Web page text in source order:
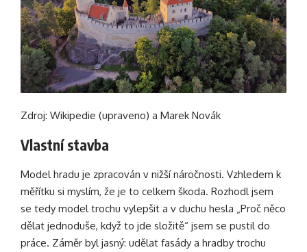
Zdroj: Wikipedie (upraveno) a Marek Novák
Vlastní stavba
Model hradu je zpracován v nižší náročnosti. Vzhledem k
měřítku si myslím, že je to celkem škoda. Rozhodl jsem
se tedy model trochu vylepšit a v duchu hesla „Proč něco
dělat jednoduše, když to jde složitě“ jsem se pustil do
práce. Záměr byl jasný: udělat fasády a hradby trochu